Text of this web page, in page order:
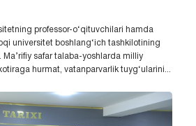
professor-o‘qituvchilari hamda
universitet boshlang‘ich tashkilotining
safar talaba-yoshlarda milliy
hurmat, vatanparvarlik tuyg‘ularini...